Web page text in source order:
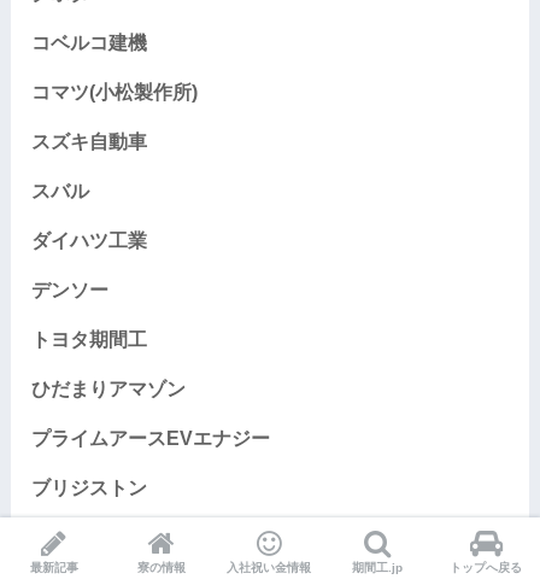
コベルコ建機
コマツ(小松製作所)
スズキ自動車
スバル
ダイハツ工業
デンソー
トヨタ期間工
ひだまりアマゾン
プライムアースEVエナジー
ブリジストン
ホンダ
最新記事 寮の情報 入社祝い金情報 期間工.jp トップへ戻る